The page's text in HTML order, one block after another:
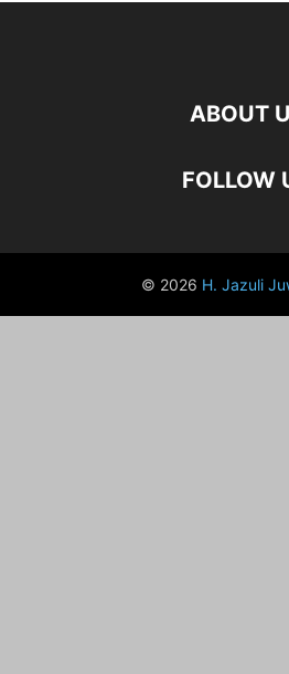
ABOUT
FOLLOW
© 2026 H. Jazuli